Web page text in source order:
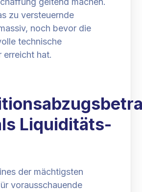
zu versteuernde
noch bevor die
technische
erreicht hat.
Liquiditäts-
der mächtigsten
vorausschauende